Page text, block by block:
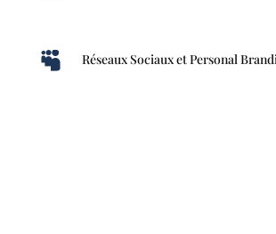
 Réseaux Sociaux et Personal